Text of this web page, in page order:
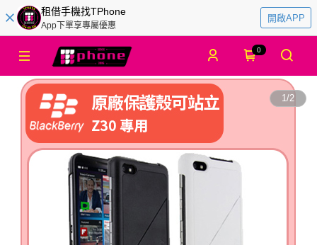
租借手機找TPhone
App下單享專屬優惠
開啟APP
0
1/2